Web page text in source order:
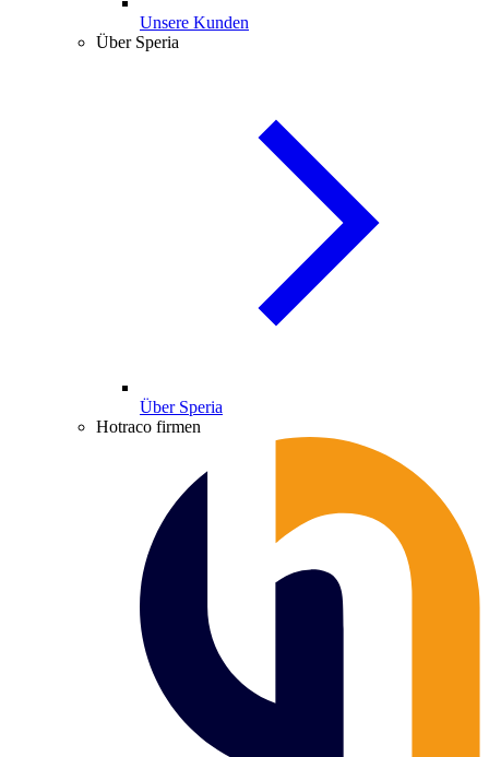
Unsere Kunden
Über Speria
Über Speria
Hotraco firmen